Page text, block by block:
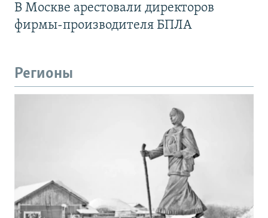
В Москве арестовали директоров
фирмы-производителя БПЛА
Регионы